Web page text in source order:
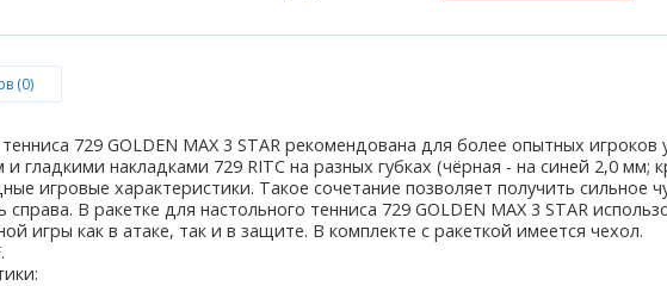
(0)
729 GOLDEN MAX 3 STAR рекомендована для более опытных
гладкими накладками 729 RITC на разных губках (чёрная - на синей 2,0 мм;
игровые характеристики. Такое сочетание позволяет получить сильное
В ракетке для настольного тенниса 729 GOLDEN MAX 3 STAR
игры как в атаке, так и в защите. В комплекте с ракеткой имеется чехол.